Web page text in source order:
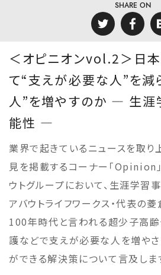
SHARE ON
＜オピニオンvol.2＞日
て“支えが必要な人”を減
人”を増やすのか ― 生涯
能性 ―
業界で起きているニュースを取り
見を掲載するコーナー「Opinion
ウトグループにおいて、生涯学習
アバウトライフワークス・代表の
100年時代と言われる超少子高齢
護などで支えが必要な人を増や
ができる解決策について言及しま